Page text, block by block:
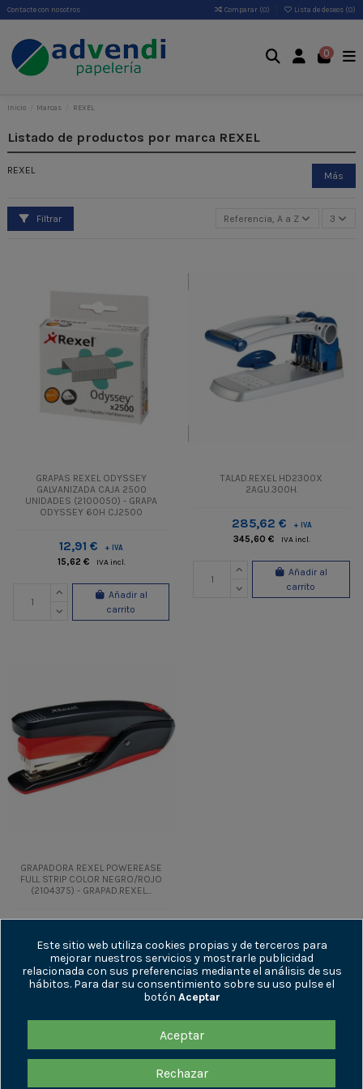
Contacte con nosotros Comparar (0) Lista de deseos (0)
0
Inicio Marcas REXEL
Listado de productos por marca REXEL
REXEL Más
Filtrar Referencia, A a Z 3
GRAPAS REXEL ODYSSEY
GALVANIZADA CAJA 2500
UNIDADES (2100050) - GRAPA
ODYSSEY 60H CJ2500
12,91 € + IVA
15,62 € IVA incl.
Añadir al
carrito
TALAD.REXEL HD2300X
2AGU.300H.
285,62 € + IVA
345,60 € IVA incl.
Añadir al
carrito
GRAPADORA REXEL POWEREASE
FULL STRIP COLOR NEGRO/ROJO
(2104375) - GRAPAD.REXEL...
12,93 €
15,65 € IVA incl.
Añadir al
carrito
Este sitio web utiliza cookies propias y de terceros para
mejorar nuestros servicios y mostrarle publicidad
relacionada con sus preferencias mediante el análisis de sus
hábitos. Para dar su consentimiento sobre su uso pulse el
botón Aceptar
Aceptar
Rechazar